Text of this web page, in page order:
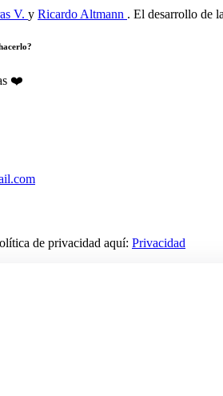
V. y Ricardo Altmann . El desarrollo de
❤️
de privacidad aquí: Privacidad